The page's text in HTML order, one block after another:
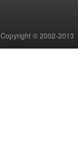
Copyright © 2002-2013